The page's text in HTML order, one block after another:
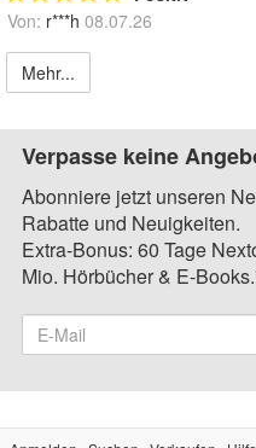
Von: r***h 08.07.26
Mehr...
Verpasse keine
Abonniere jetzt unseren
Rabatte und Neuigkeiten.
Extra-Bonus: 60 Tage
Mio. Hörbücher & E-